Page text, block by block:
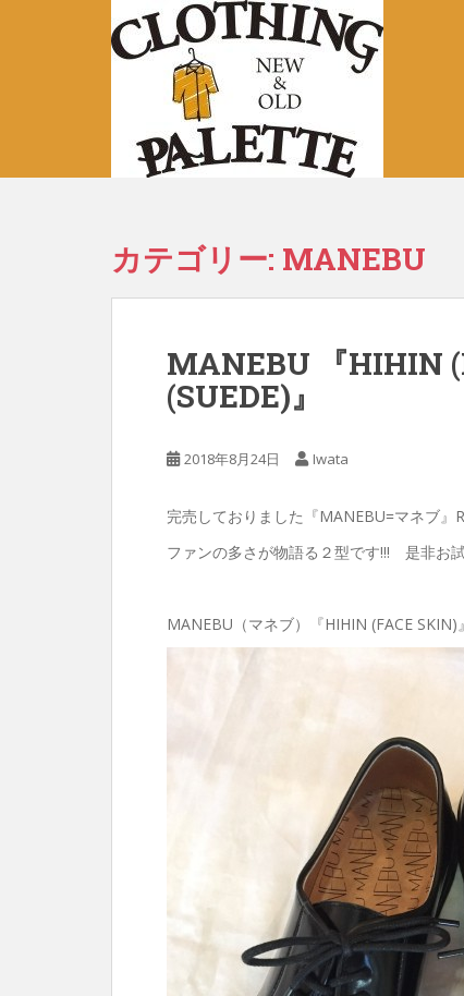
カテゴリー: MANEBU
MANEBU 『HIHIN
(SUEDE)』
2018年8月24日 Iwata
完売しておりました『MANEBU=マネブ』
ファンの多さが物語る２型です!!! 是非お試
MANEBU（マネブ）『HIHIN (FACE SKIN)